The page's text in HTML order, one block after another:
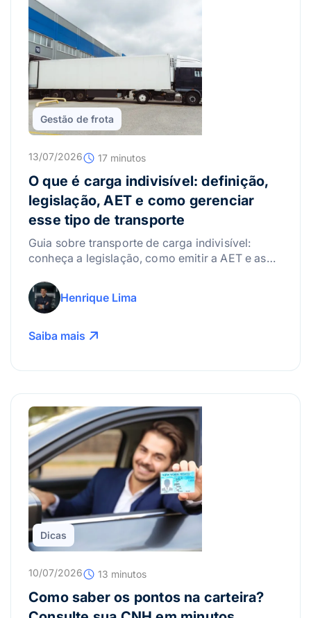
Gestão de frota
13/07/2026 17 minutos
O que é carga indivisível: definição,
legislação, AET e como gerenciar
esse tipo de transporte
Guia sobre transporte de carga indivisível:
conheça a legislação, como emitir a AET e as
Henrique Lima
Saiba mais
Dicas
10/07/2026 13 minutos
Como saber os pontos na carteira?